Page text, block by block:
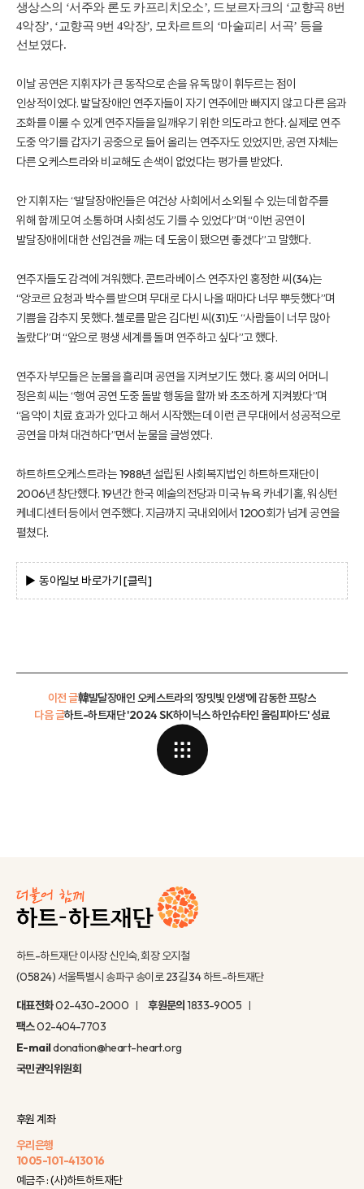
생상스의 ‘서주와 론도 카프리치오소’, 드보르자크의 ‘교향곡 8번
4악장’, ‘교향곡 9번 4악장’, 모차르트의 ‘마술피리 서곡’ 등을
선보였다.
이날 공연은 지휘자가 큰 동작으로 손을 유독 많이 휘두르는 점이
인상적이었다. 발달장애인 연주자들이 자기 연주에만 빠지지 않고 다른 음과
조화를 이룰 수 있게 연주자들을 일깨우기 위한 의도라고 한다. 실제로 연주
도중 악기를 갑자기 공중으로 들어 올리는 연주자도 있었지만, 공연 자체는
다른 오케스트라와 비교해도 손색이 없었다는 평가를 받았다.
안 지휘자는 “발달장애인들은 여건상 사회에서 소외될 수 있는데 합주를
위해 함께 모여 소통하며 사회성도 기를 수 있었다”며 “이번 공연이
발달장애에 대한 선입견을 깨는 데 도움이 됐으면 좋겠다”고 말했다.
연주자들도 감격에 겨워했다. 콘트라베이스 연주자인 홍정한 씨(34)는
“앙코르 요청과 박수를 받으며 무대로 다시 나올 때마다 너무 뿌듯했다”며
기쁨을 감추지 못했다. 첼로를 맡은 김다빈 씨(31)도 “사람들이 너무 많아
놀랐다”며 “앞으로 평생 세계를 돌며 연주하고 싶다”고 했다.
연주자 부모들은 눈물을 흘리며 공연을 지켜보기도 했다. 홍 씨의 어머니
정은희 씨는 “행여 공연 도중 돌발 행동을 할까 봐 초조하게 지켜봤다”며
“음악이 치료 효과가 있다고 해서 시작했는데 이런 큰 무대에서 성공적으로
공연을 마쳐 대견하다”면서 눈물을 글썽였다.
하트하트오케스트라는 1988년 설립된 사회복지법인 하트하트재단이
2006년 창단했다. 19년간 한국 예술의전당과 미국 뉴욕 카네기홀, 워싱턴
케네디센터 등에서 연주했다. 지금까지 국내외에서 1200회가 넘게 공연을
펼쳤다.
▶ 동아일보 바로가기 [클릭]
이전 글韓발달장애인 오케스트라의 '장밋빛 인생'에 감동한 프랑스
하트-하트재단 '2024 SK하이닉스 하인슈타인 올림피아드' 성료
다음 글
하트-하트재단 이사장 신인숙, 회장 오지철
(05824) 서울특별시 송파구 송이로 23길 34 하트-하트재단
대표전화02-430-2000 후원문의1833-9005
팩스02-404-7703
E-maildonation@heart-heart.org
국민권익위원회
후원 계좌
우리은행
1005-101-413016
예금주 : (사)하트하트재단